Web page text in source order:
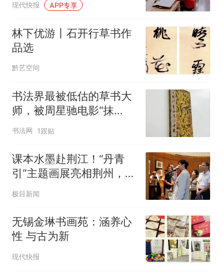
现代快报 APP专享
林下优游丨石开行草书作
品选
黔艺空间
书法界最被低估的草书大
师，被周星驰电影“抹
黑”，真实水平位居明代第
书法网 1跟贴
课本水墨赴荆江！“丹青
引”主题画展亮相荆州，点
亮文旅美育新场景
极目新闻
无锡金琳书画苑：涵养心
性 与古为新
现代快报